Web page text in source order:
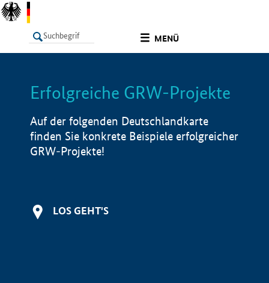
MENÜ
LISTE Info
Erfolgreiche GRW-Projekte
Auf der folgenden Deutschlandkarte
finden Sie konkrete Beispiele erfolgreicher
GRW-Projekte!
LOS GEHT'S